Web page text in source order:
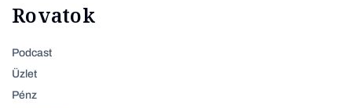
Rovatok
Podcast
Üzlet
Pénz